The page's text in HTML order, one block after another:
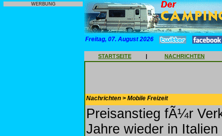
WERBUNG
Freitag, 07. August 2026
STARTSEITE | NACHRICHTEN
Nachrichten > Mobile Freizeit
Preisanstieg fÃ¼r
Jahre wieder in Italien